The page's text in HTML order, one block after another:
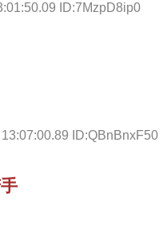
ID:7MzpD8ip0
ID:QBnBnxF50